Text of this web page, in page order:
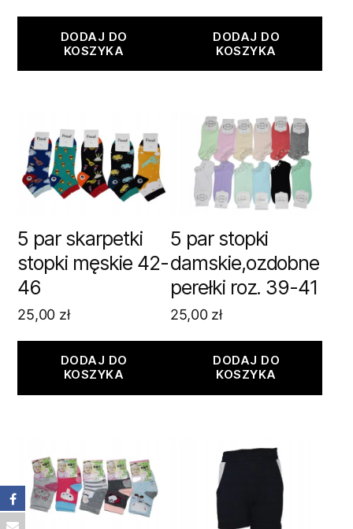
DODAJ DO
KOSZYKA
DODAJ DO
KOSZYKA
5 par skarpetki
stopki męskie 42-
46
25,00 zł
DODAJ DO
KOSZYKA
5 par stopki
damskie,ozdobne
perełki roz. 39-41
25,00 zł
DODAJ DO
KOSZYKA